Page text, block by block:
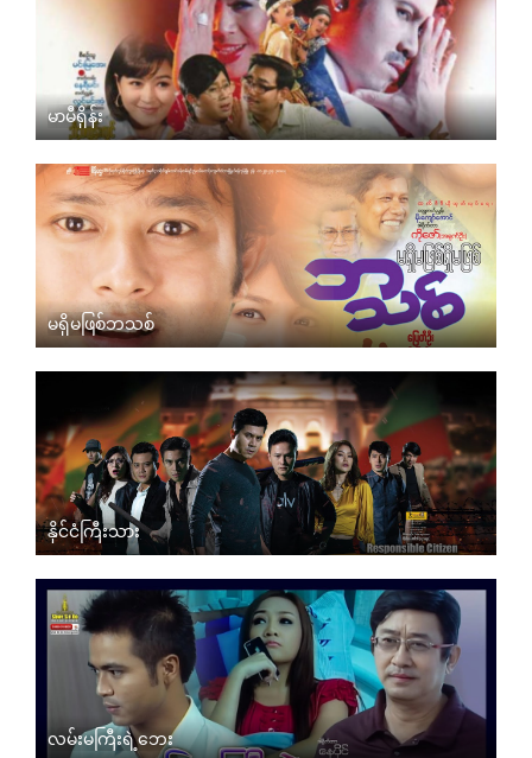
မာမီရှိန်း
မရှိမဖြစ်ဘသစ်
နိုင်ငံကြီးသား
လမ်းမကြီးရဲ့ဘေး